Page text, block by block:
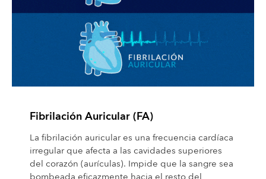
Fibrilación Auricular (FA)
La fibrilación auricular es una frecuencia cardíaca
irregular que afecta a las cavidades superiores
del corazón (aurículas). Impide que la sangre sea